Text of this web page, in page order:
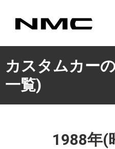
カスタムカー
一覧)
1988年(